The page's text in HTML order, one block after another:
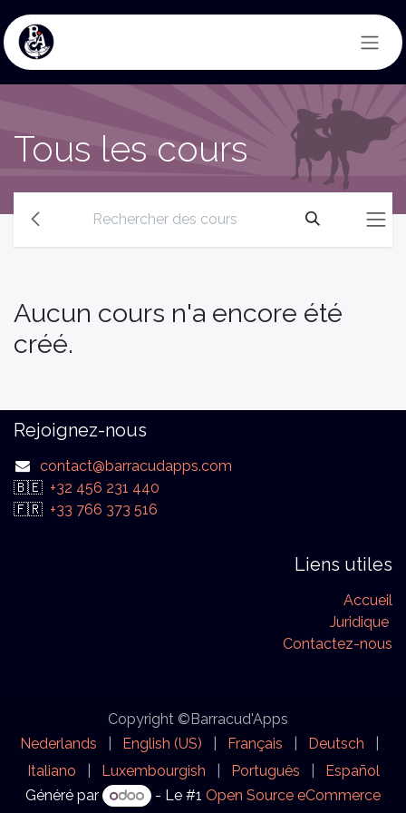
Tous les cours
Aucun cours n'a encore été
créé.
Rejoignez-nous
contact@barracudapps.com
🇧🇪 +32 456 231 440
🇫🇷 +33 766 373 516
Liens utiles
Accueil
Juridique
Contactez-nous
Copyright ©Barracud'Apps
Nederlands
English (US) Français Deutsch
Italiano
Luxembourgish Português
Español
Généré par
- Le #1Open Source eCommerce